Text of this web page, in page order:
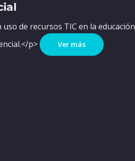
uso de recursos TIC en la educación
p>
Ver más